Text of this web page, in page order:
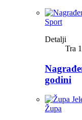
Sport
Detalji
Tra
godini
Župa